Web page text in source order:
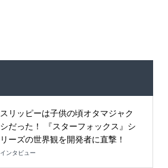
スリッピーは子供の頃オタマジャク
シだった！ 『スターフォックス』シ
リーズの世界観を開発者に直撃！
インタビュー